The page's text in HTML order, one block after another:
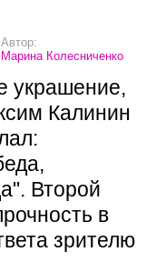
Автор:
Марина Колесниченко
украшение,
Калинин
Второй
в
зрителю